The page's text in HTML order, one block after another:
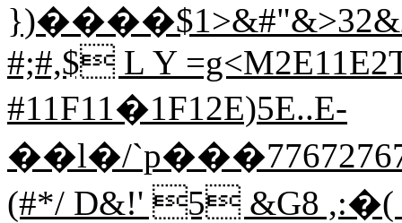
#;#,$ L Y
#11F11�1F12E)5E..E-
��l�/
(#*/ D&!' 5 &G8 ,:�(